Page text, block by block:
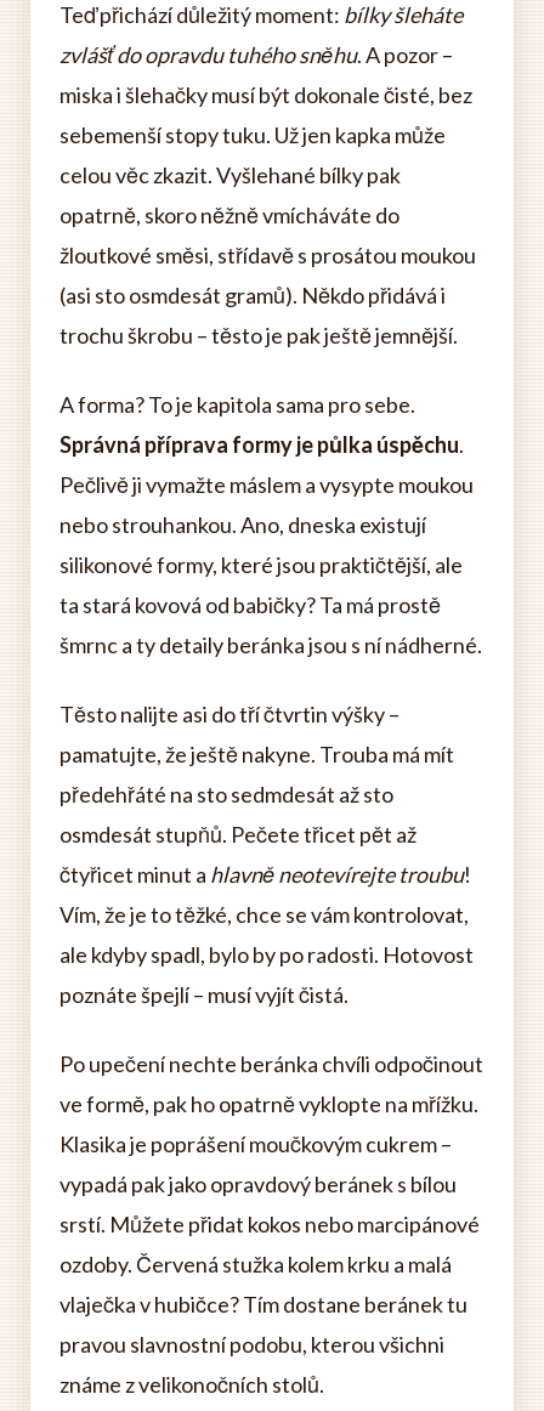
Teď přichází důležitý moment: bílky šleháte
zvlášť do opravdu tuhého sněhu. A pozor –
miska i šlehačky musí být dokonale čisté, bez
sebemenší stopy tuku. Už jen kapka může
celou věc zkazit. Vyšlehané bílky pak
opatrně, skoro něžně vmícháváte do
žloutkové směsi, střídavě s prosátou moukou
(asi sto osmdesát gramů). Někdo přidává i
trochu škrobu – těsto je pak ještě jemnější.
A forma? To je kapitola sama pro sebe.
Správná příprava formy je půlka úspěchu.
Pečlivě ji vymažte máslem a vysypte moukou
nebo strouhankou. Ano, dneska existují
silikonové formy, které jsou praktičtější, ale
ta stará kovová od babičky? Ta má prostě
šmrnc a ty detaily beránka jsou s ní nádherné.
Těsto nalijte asi do tří čtvrtin výšky –
pamatujte, že ještě nakyne. Trouba má mít
předehřáté na sto sedmdesát až sto
osmdesát stupňů. Pečete třicet pět až
čtyřicet minut a hlavně neotevírejte troubu!
Vím, že je to těžké, chce se vám kontrolovat,
ale kdyby spadl, bylo by po radosti. Hotovost
poznáte špejlí – musí vyjít čistá.
Po upečení nechte beránka chvíli odpočinout
ve formě, pak ho opatrně vyklopte na mřížku.
Klasika je poprášení moučkovým cukrem –
vypadá pak jako opravdový beránek s bílou
srstí. Můžete přidat kokos nebo marcipánové
ozdoby. Červená stužka kolem krku a malá
vlaječka v hubičce? Tím dostane beránek tu
pravou slavnostní podobu, kterou všichni
známe z velikonočních stolů.